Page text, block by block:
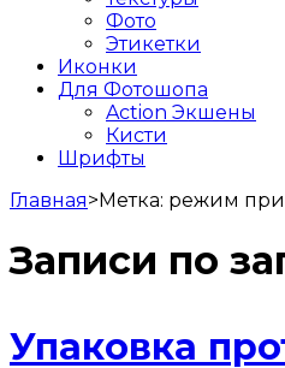
Фото
Этикетки
Иконки
Для Фотошопа
Action Экшены
Кисти
Шрифты
Главная>Метка: режим
Записи по
Упаковка